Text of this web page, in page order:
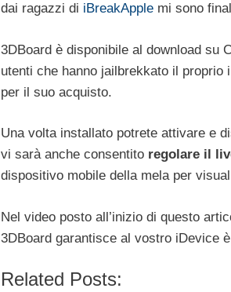
dai ragazzi di iBreakApple mi sono
3DBoard è disponibile al download su
utenti che hanno jailbrekkato il
per il suo acquisto.
Una volta installato potrete attivare e
vi sarà anche consentito regolare il
dispositivo mobile della mela per
Nel video posto all’inizio di questo
3DBoard garantisce al vostro iDevice
Related Posts: